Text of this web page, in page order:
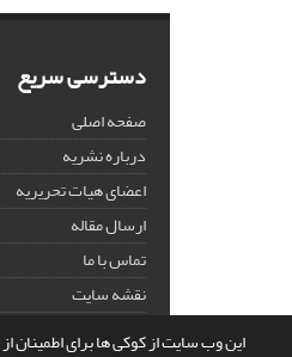
این وب سایت از کوکی ها برای اطمینان
دسترسی سریع
صفحه اصلی
درباره نشریه
اعضای هیات تحریریه
ارسال مقاله
تماس با ما
نقشه سایت